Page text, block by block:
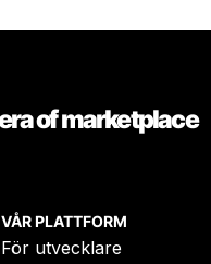
of marketplace
VÅR PLATTFORM
För utvecklare